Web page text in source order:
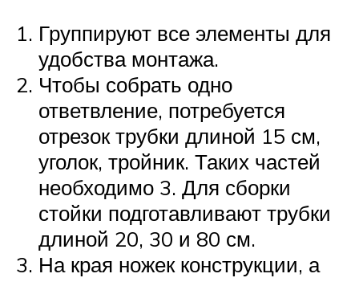
Группируют все элементы для
удобства монтажа.
Чтобы собрать одно
ответвление, потребуется
отрезок трубки длиной 15 см,
уголок, тройник. Таких частей
необходимо 3. Для сборки
стойки подготавливают трубки
длиной 20, 30 и 80 см.
На края ножек конструкции, а